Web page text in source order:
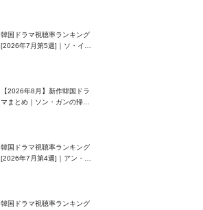
韓国ドラマ視聴率ランキング
[2026年7月第5週]｜ソ・イン
【2026年8月】新作韓国ドラ
マまとめ｜ソン・ガンの帰
韓国ドラマ視聴率ランキング
[2026年7月第4週]｜アン・ヒ
韓国ドラマ視聴率ランキング